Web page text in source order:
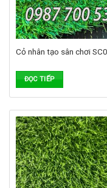
Cỏ nhân tạo sân chơi
ĐỌC TIẾP